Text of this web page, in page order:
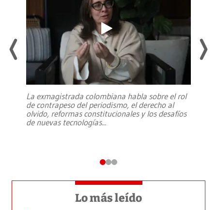
La exmagistrada colombiana habla sobre el rol
de contrapeso del periodismo, el derecho al
olvido, reformas constitucionales y los desafíos
de nuevas tecnologías...
Lo más leído